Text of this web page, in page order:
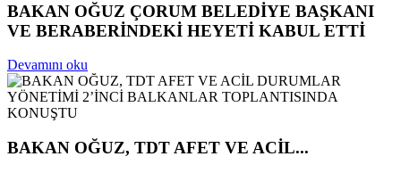
BAKAN OĞUZ ÇORUM BELEDİYE BAŞKANI
VE BERABERİNDEKİ HEYETİ KABUL ETTİ
Devamını oku
BAKAN OĞUZ, TDT AFET VE ACİL...